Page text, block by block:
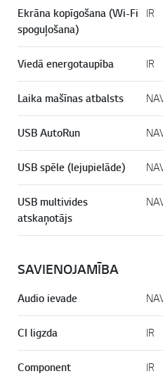
Ekrāna kopīgošana (Wi-Fi
spoguļošana)
IR
Viedā energotaupība IR
Laika mašīnas atbalsts
USB AutoRun
USB spēle (lejupielāde)
USB multivides
atskaņotājs
SAVIENOJAMĪBA
Audio ievade
CI ligzda IR
Component IR